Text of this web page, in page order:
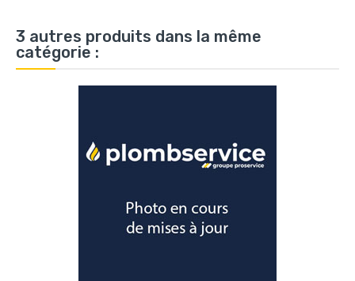
3 autres produits dans la même
catégorie :